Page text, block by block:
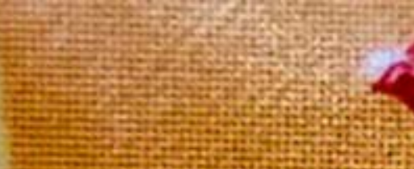
Accueil boutique